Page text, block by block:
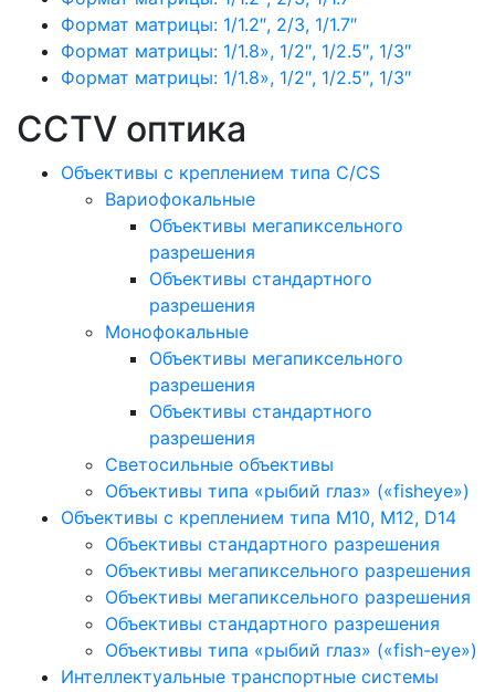
Формат матрицы: 1/1.2″, 2/3, 1/1.7″
Формат матрицы: 1/1.8», 1/2″, 1/2.5″, 1/3″
Формат матрицы: 1/1.8», 1/2″, 1/2.5″, 1/3″
CCTV оптика
Объективы с креплением типа C/CS
Вариофокальные
Объективы мегапиксельного
разрешения
Объективы стандартного
разрешения
Монофокальные
Объективы мегапиксельного
разрешения
Объективы стандартного
разрешения
Светосильные объективы
Объективы типа «рыбий глаз» («fisheye»)
Объективы с креплением типа M10, M12, D14
Объективы стандартного разрешения
Объективы мегапиксельного разрешения
Объективы мегапиксельного разрешения
Объективы стандартного разрешения
Объективы типа «рыбий глаз» («fish-eye»)
Интеллектуальные транспортные системы